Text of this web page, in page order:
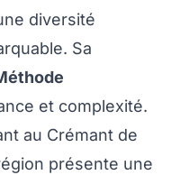
diversité
Sa
et complexité.
au Crémant de
présente une